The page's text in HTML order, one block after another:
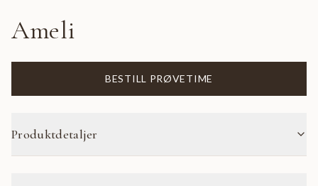
Ameli
BESTILL PRØVETIME
Produktdetaljer